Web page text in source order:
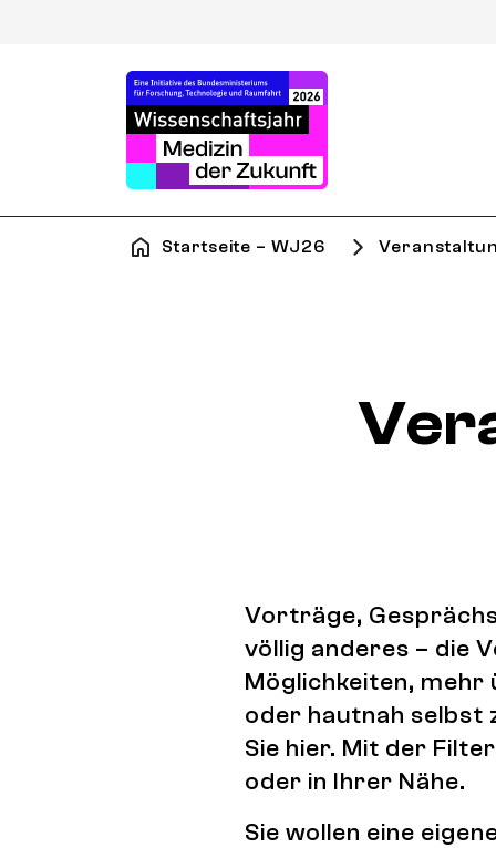
Startseite – WJ26
Vorträge,
völlig anderes – die
Möglichkeiten,
oder hautnah selbst
Sie hier. Mit der
oder in Ihrer Nähe.
Sie wollen eine